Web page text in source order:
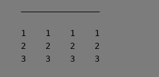
    1    1    1    1
    2    2    2    2
    3    3    3    3